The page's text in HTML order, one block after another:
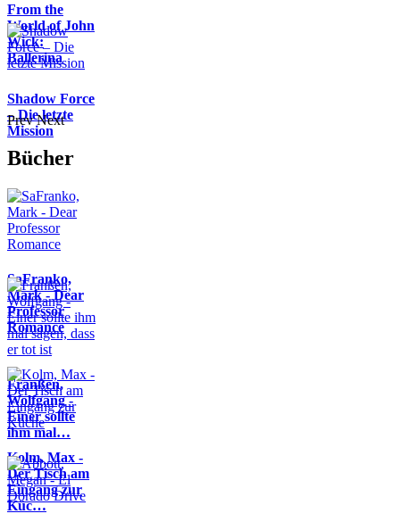
From the
World of John
Wick:
Ballerina
Shadow Force
– Die letzte
Mission
Prev Next
Bücher
SaFranko,
Mark - Dear
Professor
Romance
Franßen,
Wolfgang -
Einer sollte
ihm mal…
Kolm, Max -
Der Tisch am
Eingang zur
Küc…